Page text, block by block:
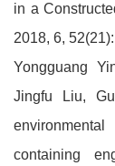
in a
2018, 6,
Yongguang
Jingfu Liu,
containing